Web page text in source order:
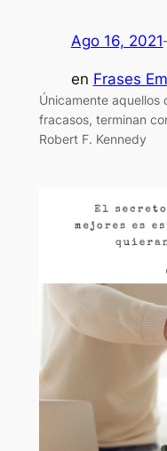
Ago 16, 2021
en Frases
Únicamente aquellos
fracasos, terminan
Robert F. Kennedy